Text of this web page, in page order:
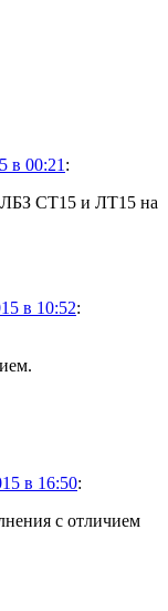
в 00:21 :
ЛБЗ СТ15 и ЛТ15 на
в 10:52:
в 16:50:
с отличием